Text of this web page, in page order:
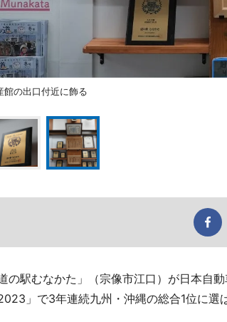
館の出口付近に飾る
道の駅むなかた」（宗像市江口）が日本自
」で3年連続九州・沖縄の総合1位に選